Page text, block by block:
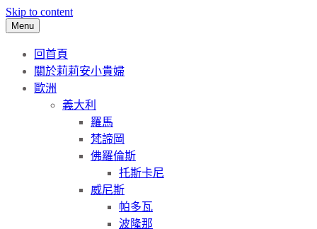
Skip to content
Menu
回首頁
關於莉莉安小貴婦
歐洲
義大利
羅馬
梵諦岡
佛羅倫斯
托斯卡尼
威尼斯
帕多瓦
波隆那